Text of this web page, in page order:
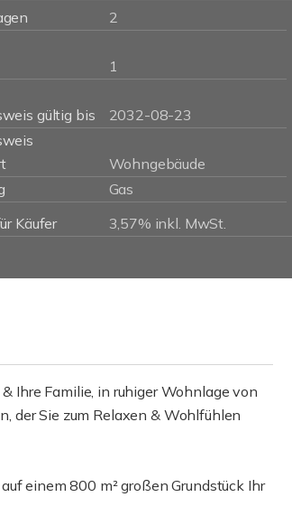
2
1
gültig bis 2032-08-23
Wohngebäude
Gas
Käufer
3,57% inkl. MwSt.
Ihre Familie, in ruhiger Wohnlage von
der Sie zum Relaxen & Wohlfühlen
einem 800 m² großen Grundstück Ihr